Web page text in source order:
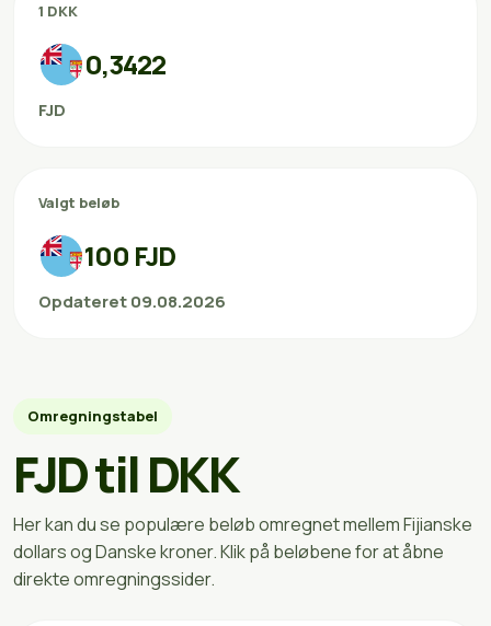
1 DKK
0,3422
FJD
Valgt beløb
100 FJD
Opdateret 09.08.2026
Omregningstabel
FJD til DKK
Her kan du se populære beløb omregnet mellem Fijianske
dollars og Danske kroner. Klik på beløbene for at åbne
direkte omregningssider.